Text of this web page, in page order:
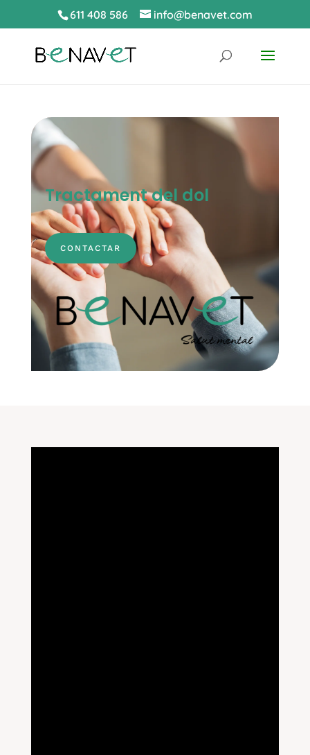
611 408 586 info@benavet.com
Tractament del dol
CONTACTAR